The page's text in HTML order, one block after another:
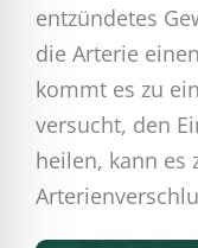
entzündetes
die Arterie
kommt es zu
versucht, den
heilen, kann es